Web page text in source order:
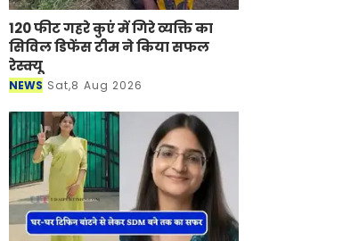
120 फीट गहरे कुएं में गिरे व्यक्ति का
सिविल डिफेंस टीम ने किया सफल
रेस्क्यू
NEWS Sat,8 Aug 2026